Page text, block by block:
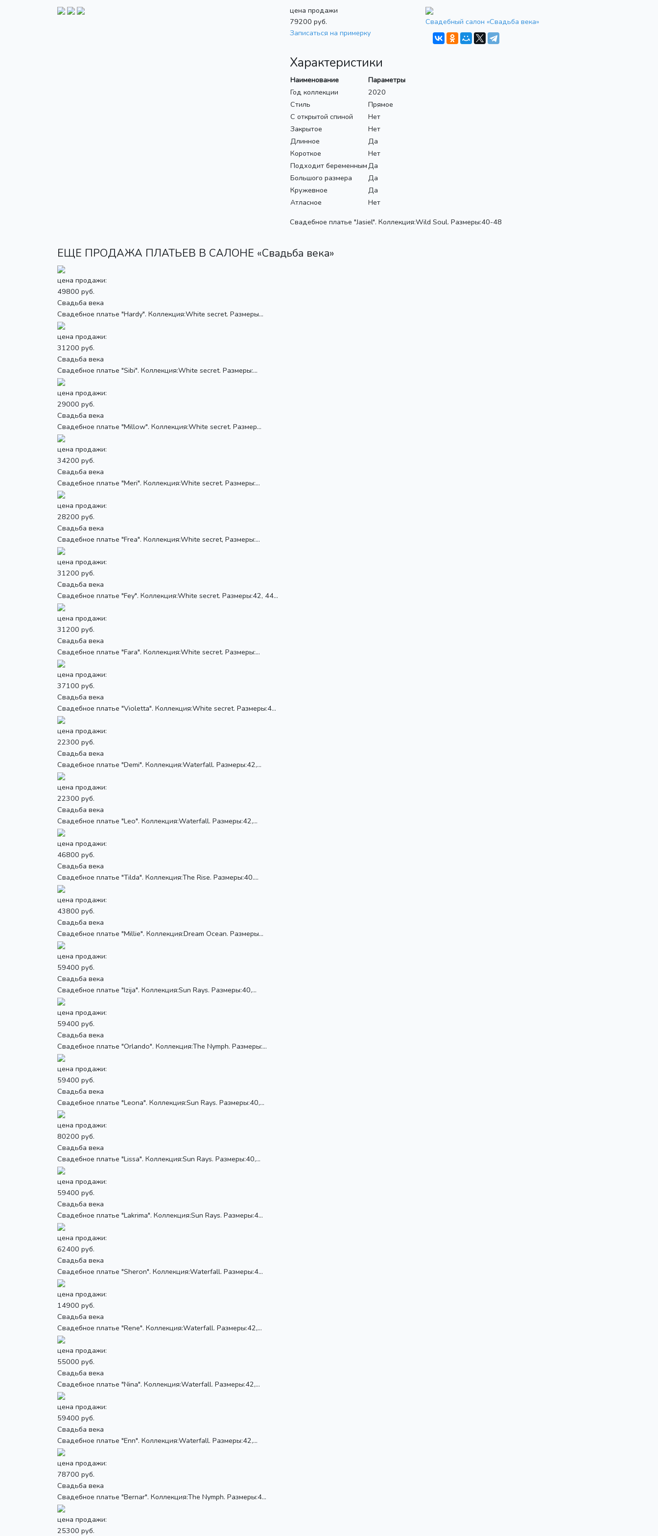
цена продажи
79200 руб.
Записаться на примерку
Свадебный салон «Свадьба века»
Характеристики
Наименование
Параметры
Год коллекции
2020
Стиль
Прямое
С открытой спиной
Нет
Закрытое
Нет
Длинное
Да
Короткое
Нет
Подходит беременнымДа
Большого размера
Да
Кружевное
Да
Атласное
Нет
Свадебное платье "Jasiel". Коллекция:Wild Soul. Размеры:40-48
ЕЩЕ ПРОДАЖА ПЛАТЬЕВ В САЛОНЕ «Свадьба века»
цена продажи:
49800 руб.
Свадьба века
Свадебное платье "Hardy". Коллекция:White secret. Размеры...
цена продажи:
31200 руб.
Свадьба века
Свадебное платье "Sibi". Коллекция:White secret. Размеры:...
цена продажи:
29000 руб.
Свадьба века
Свадебное платье "Millow". Коллекция:White secret. Размер...
цена продажи:
34200 руб.
Свадьба века
Свадебное платье "Meri". Коллекция:White secret. Размеры:...
цена продажи:
28200 руб.
Свадьба века
Свадебное платье "Frea". Коллекция:White secret, Размеры:...
цена продажи:
31200 руб.
Свадьба века
Свадебное платье "Fey". Коллекция:White secret. Размеры:42, 44...
цена продажи:
31200 руб.
Свадьба века
Свадебное платье "Fara". Коллекция:White secret. Размеры:...
цена продажи:
37100 руб.
Свадьба века
Свадебное платье "Violetta". Коллекция:White secret. Размеры:4...
цена продажи:
22300 руб.
Свадьба века
Свадебное платье "Demi". Коллекция:Waterfall. Размеры:42,...
цена продажи:
22300 руб.
Свадьба века
Свадебное платье "Leo". Коллекция:Waterfall. Размеры:42,...
цена продажи:
46800 руб.
Свадьба века
Свадебное платье "Tilda". Коллекция:The Rise. Размеры:40....
цена продажи:
43800 руб.
Свадьба века
Свадебное платье "Millie". Коллекция:Dream Ocean. Размеры...
цена продажи:
59400 руб.
Свадьба века
Свадебное платье "Izija". Коллекция:Sun Rays. Размеры:40,...
цена продажи:
59400 руб.
Свадьба века
Свадебное платье "Orlando". Коллекция:The Nymph. Размеры:...
цена продажи:
59400 руб.
Свадьба века
Свадебное платье "Leona". Коллекция:Sun Rays. Размеры:40,...
цена продажи:
80200 руб.
Свадьба века
Свадебное платье "Lissa". Коллекция:Sun Rays. Размеры:40,...
цена продажи:
59400 руб.
Свадьба века
Свадебное платье "Lakrima". Коллекция:Sun Rays. Размеры:4...
цена продажи:
62400 руб.
Свадьба века
Свадебное платье "Sheron". Коллекция:Waterfall. Размеры:4...
цена продажи:
14900 руб.
Свадьба века
Свадебное платье "Rene". Коллекция:Waterfall. Размеры:42,...
цена продажи:
55000 руб.
Свадьба века
Свадебное платье "Nina". Коллекция:Waterfall. Размеры:42,...
цена продажи:
59400 руб.
Свадьба века
Свадебное платье "Enn". Коллекция:Waterfall. Размеры:42,...
цена продажи:
78700 руб.
Свадьба века
Свадебное платье "Bernar". Коллекция:The Nymph. Размеры:4...
цена продажи:
25300 руб.